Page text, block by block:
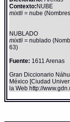
Contexto: NUBE
mixtli= nube
NUBLADO
mixtli= nublado
63)
Fuente: 1611 Arenas
Gran Diccionario
México [Ciudad
la Web http://